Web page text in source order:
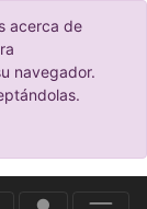
acerca de
navegador.